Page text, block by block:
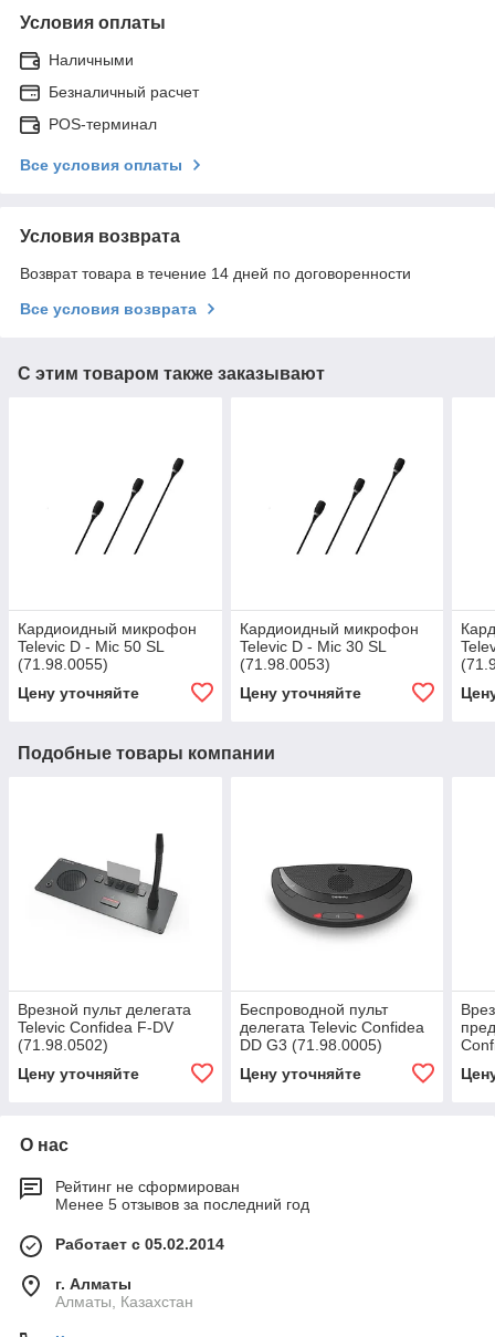
Условия оплаты
Наличными
Безналичный расчет
POS-терминал
Все условия оплаты
Условия возврата
Возврат товара в течение 14 дней по договоренности
Все условия возврата
С этим товаром также заказывают
Кардиоидный микрофон
Televic D - Mic 50 SL
(71.98.0055)
Цену уточняйте
Кардиоидный микрофон
Televic D - Mic 30 SL
(71.98.0053)
Цену уточняйте
Подобные товары компании
Врезной пульт делегата
Televic Confidea F-DV
(71.98.0502)
Цену уточняйте
Беспроводной пульт
делегата Televic Confidea
DD G3 (71.98.0005)
Цену уточняйте
О нас
Рейтинг не сформирован
Менее 5 отзывов за последний год
Работает с 05.02.2014
г. Алматы
Алматы, Казахстан